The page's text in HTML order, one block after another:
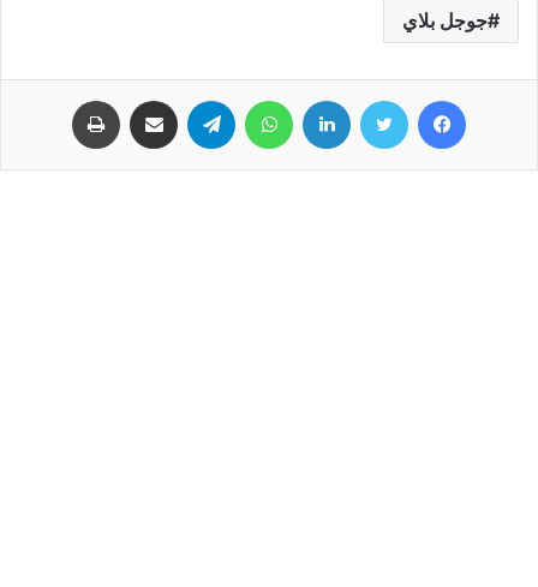
جوجل بلاي
فيسبوك تويتر لينكدإن واتساب تيلقرام مشاركة عبر البريد